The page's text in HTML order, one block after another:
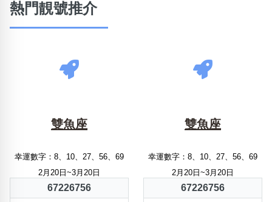
熱門靚號推介
雙魚座
幸運數字：8、10、27、56、69
2月20日~3月20日
67226756
雙魚座
幸運數字：8、10、27、56、69
2月20日~3月20日
67226756